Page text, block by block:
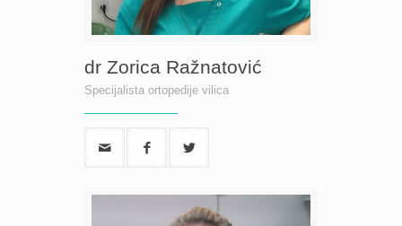
dr Zorica Ražnatović
Specijalista ortopedije vilica